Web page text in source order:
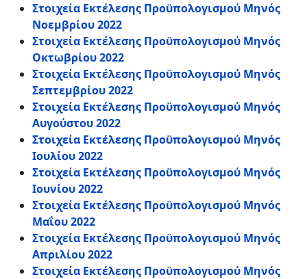
Στοιχεία Εκτέλεσης Προϋπολογισμού Μηνός
Νοεμβρίου 2022
Στοιχεία Εκτέλεσης Προϋπολογισμού Μηνός
Οκτωβρίου 2022
Στοιχεία Εκτέλεσης Προϋπολογισμού Μηνός
Σεπτεμβρίου 2022
Στοιχεία Εκτέλεσης Προϋπολογισμού Μηνός
Αυγούστου 2022
Στοιχεία Εκτέλεσης Προϋπολογισμού Μηνός
Ιουλίου 2022
Στοιχεία Εκτέλεσης Προϋπολογισμού Μηνός
Ιουνίου 2022
Στοιχεία Εκτέλεσης Προϋπολογισμού Μηνός
Μαΐου 2022
Στοιχεία Εκτέλεσης Προϋπολογισμού Μηνός
Απριλίου 2022
Στοιχεία Εκτέλεσης Προϋπολογισμού Μηνός